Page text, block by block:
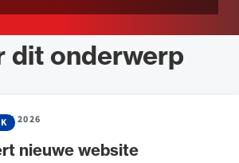
dit onderwerp
nieuwe website
2026